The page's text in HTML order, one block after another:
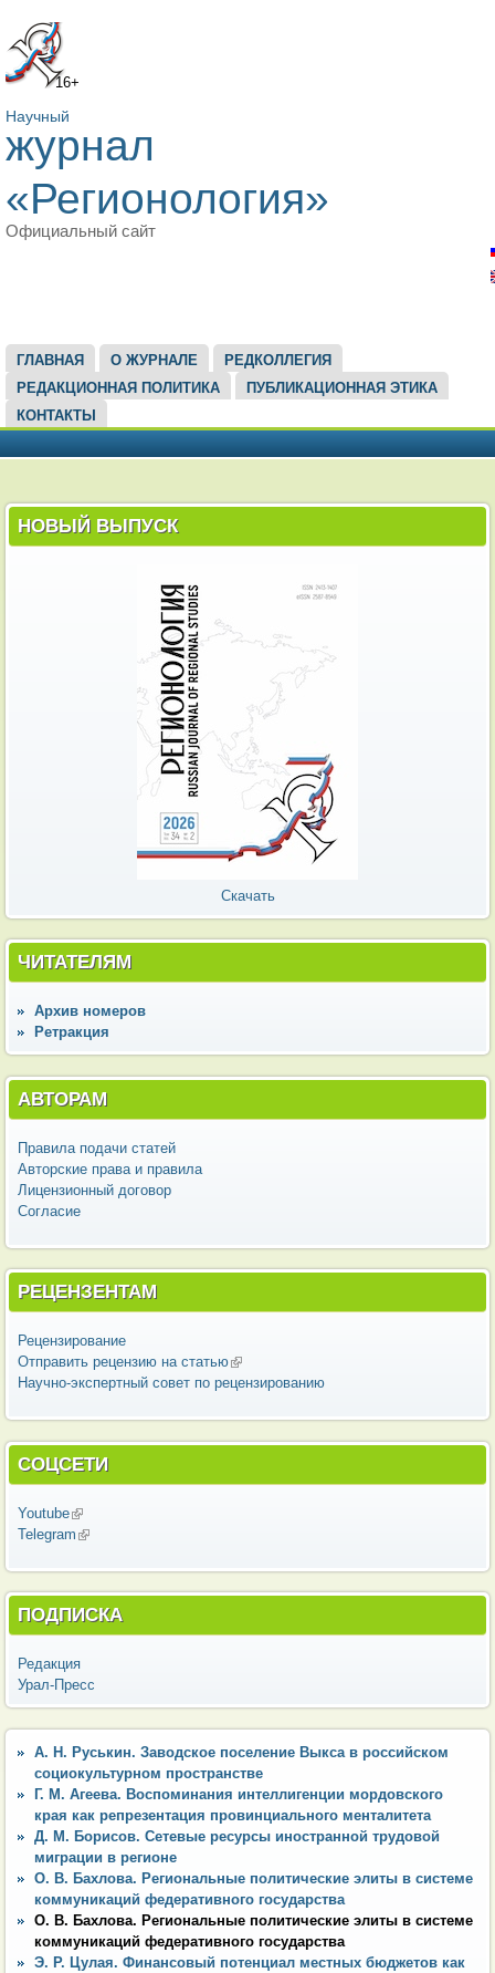
16+
Научный
журнал
«Регионология»
Официальный сайт
ГЛАВНОЕ МЕНЮ
ГЛАВНАЯ О ЖУРНАЛЕ
РЕДКОЛЛЕГИЯ
РЕДАКЦИОННАЯ ПОЛИТИКА
ПУБЛИКАЦИОННАЯ ЭТИКА
КОНТАКТЫ
НОВЫЙ ВЫПУСК
Скачать
ЧИТАТЕЛЯМ
Архив номеров
Ретракция
АВТОРАМ
Правила подачи статей
Авторские права и правила
Лицензионный договор
Согласие
РЕЦЕНЗЕНТАМ
Рецензирование
Отправить рецензию на статью(внешняя ссылка)
Научно-экспертный совет по рецензированию
СОЦСЕТИ
Youtube(внешняя ссылка)
Telegram (внешняя ссылка)
ПОДПИСКА
Редакция
Урал-Пресс
А. Н. Руськин. Заводское поселение Выкса в российском
социокультурном пространстве
Г. М. Агеева. Воспоминания интеллигенции мордовского
края как репрезентация провинциального менталитета
Д. М. Борисов. Сетевые ресурсы иностранной трудовой
миграции в регионе
О. В. Бахлова. Региональные политические элиты в системе
коммуникаций федеративного государства
О. В. Бахлова. Региональные политические элиты в системе
коммуникаций федеративного государства
Э. Р. Цулая. Финансовый потенциал местных бюджетов как